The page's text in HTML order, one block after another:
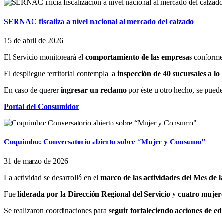
SERNAC fiscaliza a nivel nacional al mercado del calzado
15 de abril de 2026
El Servicio monitoreará el comportamiento de las empresas
El despliegue territorial contempla la inspección de 40 sucursales a
En caso de quereringresar un reclamo por éste u otro hecho, se
Portal del Consumidor
Coquimbo: Conversatorio abierto sobre “Mujer y Consumo"
31 de marzo de 2026
La actividad se desarrolló en el marco de las actividades del Mes de
Fue liderada por la Dirección Regional del Servicio y cuatro
Se realizaron coordinaciones para seguir fortaleciendo acciones de